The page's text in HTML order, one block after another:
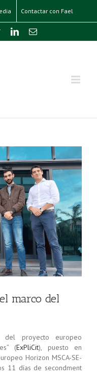
Contactar con Fael
marco del
del proyecto europeo
(ExPliCit), puesto en
Horizon MSCA-SE-
11 días de secondment